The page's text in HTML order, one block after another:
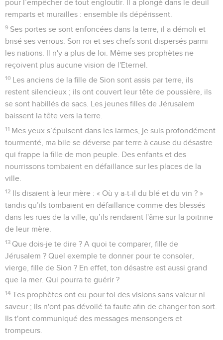
Qu’il mette sa bouche dans la poussière : il y a peut-être
de l’espoir.
Qu’il présente la joue à celui qui le frappe, qu’il soit
rassasié d’insultes !
31 En effet, le Seigneur ne rejette pas pour toujours,
32 mais quand il cause du chagrin, il fait preuve de
compassion, tant sa bonté est grande.
33 De fait, ce n'est pas de bon cœur qu'il humilie, qu'il cause
du chagrin aux hommes.
34 Quand on écrase et piétine tous les prisonniers d’un pays,
35 quand on viole le droit d’un homme devant le Très-Haut,
quand on fait du tort à un être humain alors qu’il défend sa
cause, le Seigneur ne le voit-il pas ?
37 Qui n’a qu’à parler pour qu’une chose se produise, si le
Seigneur ne l’a pas ordonnée ?
38 N'est-ce pas de la bouche du Très-Haut que sortent les
malheurs et le bonheur ?
39 Pourquoi l’être humain resté en vie se plaindrait-il ? Que
chacun se plaigne de ses propres péchés !
40 Réfléchissons à nos voies, examinons-les et retournons à
l'Eternel !
41
Elevons notre cœur, tout comme nos mains, vers le Dieu
qui est au ciel :
42
« Nous, nous avons commis des transgressions, nous nous
sommes révoltés, et toi, tu n'as pas pardonné.